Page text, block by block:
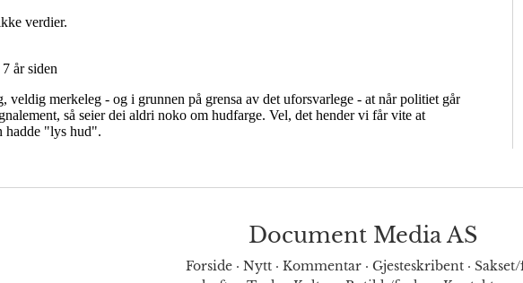
Document Media AS
Forside · Nytt · Kommentar · Gjesteskribent ·